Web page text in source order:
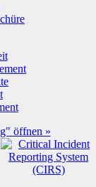
öffnen »